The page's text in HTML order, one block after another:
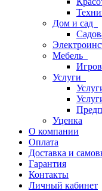
Дом и сад
Мебель
Услуги
Уценка
О компании
Оплата
Доставка и
Гарантия
Контакты
Личный кабинет